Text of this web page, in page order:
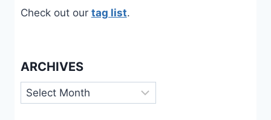
Check out our tag list.
ARCHIVES
Archives